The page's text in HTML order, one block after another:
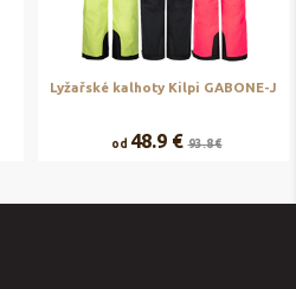
Lyžařské kalhoty Kilpi GABONE-J
od 48.9 € 93.8 €